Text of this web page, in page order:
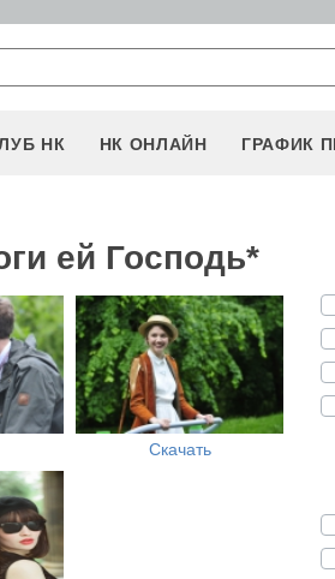
НК НК ОНЛАЙН ГРАФИК
ей Господь*
Скачать